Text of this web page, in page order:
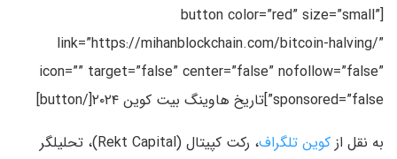
[button color=”red” size=”small”
link=”https://mihanblockchain.com/bitcoin-halving/”
icon=”” target=”false” center=”false” nofollow=”false”
sponsored=”false”]تاریخ هاوینگ بیت کوین ۲۰۲۴[/button]
به نقل از کوین تلگراف
، رکت کپیتال (Rekt Capital)، تحلیلگر